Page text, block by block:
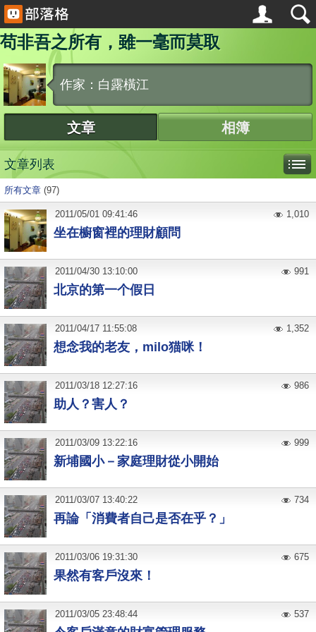
苟非吾之所有，雖一毫而莫取
作家：白露橫江
文章 相簿
文章列表
所有文章 (97)
坐在櫥窗裡的理財顧問
2011/05/01 09:41:46 1,010
北京的第一个假日
2011/04/30 13:10:00 991
想念我的老友，milo猫咪！
2011/04/17 11:55:08 1,352
助人？害人？
2011/03/18 12:27:16 986
新埔國小－家庭理財從小開始
2011/03/09 13:22:16 999
再論「消費者自己是否在乎？」
2011/03/07 13:40:22 734
果然有客戶沒來！
2011/03/06 19:31:30 675
2011/03/05 23:48:44 537